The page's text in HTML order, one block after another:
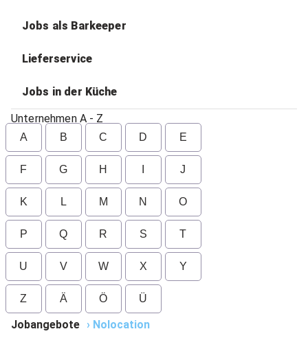
Jobs als Barkeeper
Lieferservice
Jobs in der Küche
Unternehmen A - Z
A B C D E
F G H J
K L M N O
P Q R S T
U V W X Y
Z Ä Ö Ü
Jobangebote › Nolocation